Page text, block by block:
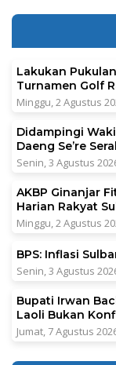
Lakukan
Turnamen Golf
Minggu, 2 Agustus
Didampingi
Daeng Se’re
Senin, 3 Agustus
AKBP Ginanjar
Harian Rakyat
Minggu, 2 Agustus
BPS: Inflasi
Senin, 3 Agustus
Bupati Irwan
Laoli Bukan
Jumat, 7 Agustus